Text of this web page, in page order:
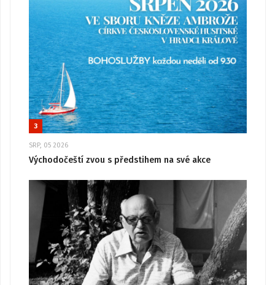
3
SRP, 05 2026
Východočeští zvou s předstihem na své akce